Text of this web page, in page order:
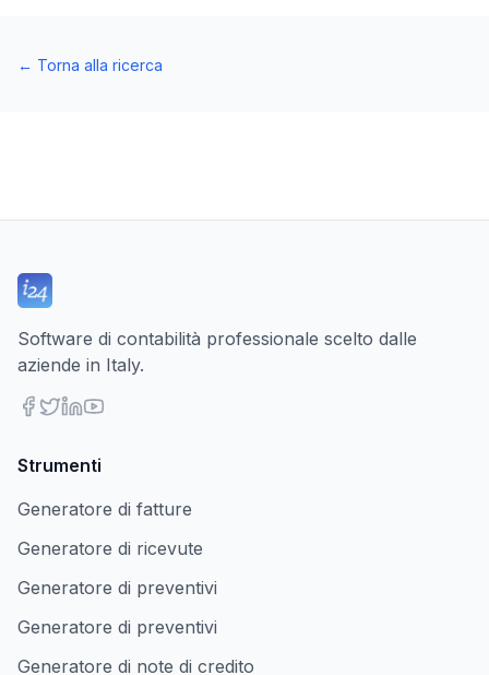
← Torna alla ricerca
Software di contabilità professionale scelto dalle
aziende in Italy.
Strumenti
Generatore di fatture
Generatore di ricevute
Generatore di preventivi
Generatore di preventivi
Generatore di note di credito